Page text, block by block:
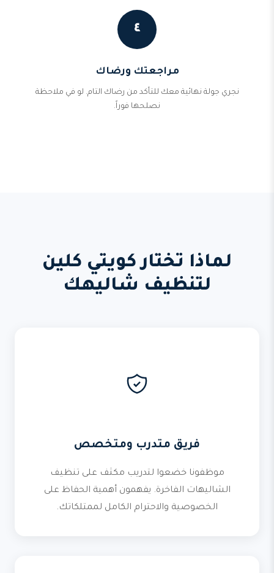
٤
مراجعتك ورضاك
نجري جولة نهائية معك للتأكد من رضاك التام. لو في ملاحظة
نصلحها فوراً.
لماذا تختار كويتي كلين
لتنظيف شاليهك
فريق متدرب ومتخصص
موظفونا خضعوا لتدريب مكثف على تنظيف
الشاليهات الفاخرة. يفهمون أهمية الحفاظ على
الخصوصية والاحترام الكامل لممتلكاتك.